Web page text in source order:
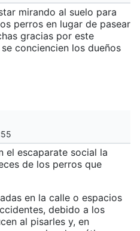
mirando al suelo para
perros en lugar de pasear
gracias por este
conciencien los dueños
el escaparate social la
de los perros que
en la calle o espacios
debido a los
al pisarles y, en